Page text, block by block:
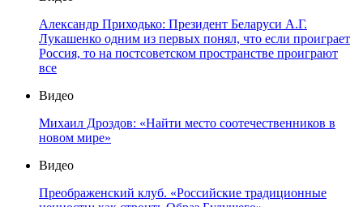
Александр Приходько: Президент Беларуси А.Г.
Лукашенко одним из первых понял, что если проиграет
Россия, то на постсоветском пространстве проиграют
все
Видео
Михаил Дроздов: «Найти место соотечественников в
новом мире»
Видео
Преображенский клуб. «Российские традиционные